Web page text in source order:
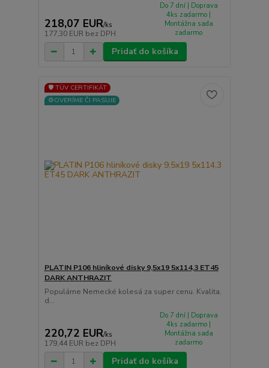
218,07 EUR/ks
177,30 EUR bez DPH
Do 7 dní | Doprava
4ks zadarmo |
Montážna sada
zadarmo
Pridať do košíka
🛡️ TÜV CERTIFIKÁT
⚙️OVERÍME ČI PASUJE
PLATIN P106 hliníkové disky 9,5x19 5x114,3 ET45
DARK ANTHRAZIT
Populárne Nemecké kolesá za super cenu. Kvalita,
d...
220,72 EUR/ks
179,44 EUR bez DPH
Do 7 dní | Doprava
4ks zadarmo |
Montážna sada
zadarmo
Pridať do košíka